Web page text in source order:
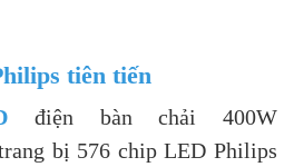
tiên tiến
điện bàn chải 400W
bị 576 chip LED Philips